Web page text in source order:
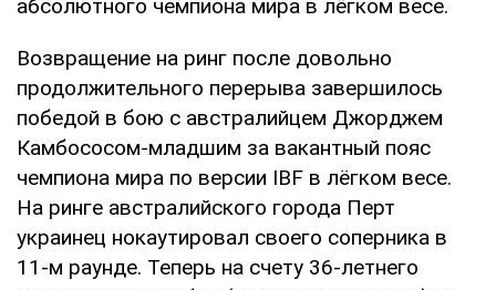
абсолютного чемпиона мира в лёгком весе.
Возвращение на ринг после довольно
продолжительного перерыва завершилось
победой в бою с австралийцем Джорджем
Камбососом-младшим за вакантный пояс
чемпиона мира по версии IBF в лёгком весе.
На ринге австралийского города Перт
украинец нокаутировал своего соперника в
11-м раунде. Теперь на счету 36-летнего